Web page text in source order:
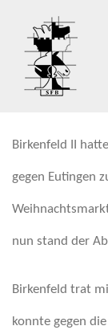
springen
Birkenfeld II
gegen Eutingen
nun stand der
Birkenfeld trat
konnte gegen